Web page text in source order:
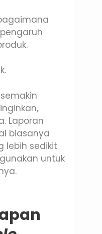
Laporan
biasanya
lebih sedikit
untuk